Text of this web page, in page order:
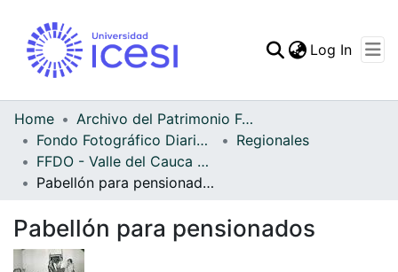
Statistics
Log In
Home
Archivo del Patrimonio Fotográfico y Fílmico del Valle del Cauca
Fondo Fotográfico Diario Occidente
Regionales
FFDO - Valle del Cauca - Patrimonial
Pabellón para pensionados
Pabellón para pensionados